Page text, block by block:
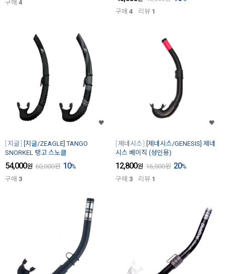
구매 4
구매 4 리뷰 1
지글
[지글/ZEAGLE] TANGO
SNORKEL 탱고 스노클
54,000원 60,000원 10%
구매 3
제네시스
[제네시스/GENESIS] 제네
시스 베이직 (성인용)
12,800원 16,000원 20%
구매 3 리뷰 1